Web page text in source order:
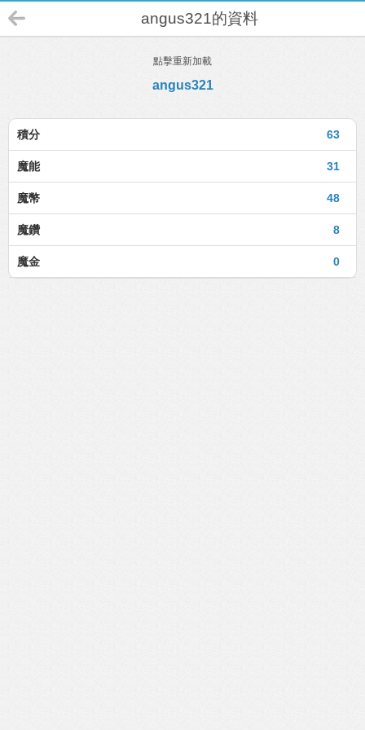
angus321的資料
點擊重新加載
angus321
63
積分
31
魔能
48
魔幣
8
魔鑽
0
魔金